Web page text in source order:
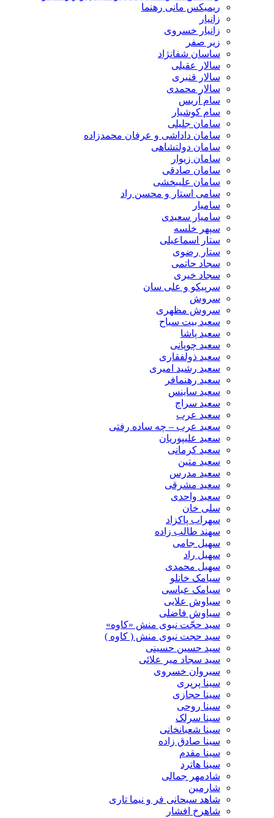
ریمیکس مانی رهنما
زانیار
زانیار خسروی
زیر صفر
ساسان شفانژاد
سالار عقیلی
سالار قنبری
سالار محمدی
سام آریس
سام کوشیار
سامان جلیلی
سامان داداشی و عرفان محمدزاده
سامان دولتشاهی
سامان زیوار
سامان صادقی
سامان علیبخشی
سامی استار و محسن راد
سامیار
سامیار سعیدی
سپهر خلسه
ستار اسماعیلی
ستار رضوی
سجاد حاتمی
سجاد خیری
سرپیکو و علی سان
سروش
سروش مظهری
سعید بیت سیاح
سعید پاشا
سعید چوپانی
سعید ذولفقاری
سعید رشید امیری
سعید رهنمافر
سعید ساینس
سعید سراج
سعید عرب
سعید عرب – چه ساده رفتی
سعید علیپوریان
سعید کرمانی
سعید متین
سعید مدرس
سعید مشرقی
سعید واحدی
سلی خان
سهراب پاکزاد
سهند طالب زاده
سهیل جامی
سهیل راد
سهیل محمدی
سیامک خانلو
سیامک عباسی
سیاوش علایی
سیاوش فاضلی
سید حجّت نبوی منش «کاوه»
سید حجت نبوی منش ( کاوه )
سید حسین حسینى
سید سجاد میر علائی
سیروان خسروی
سینا پرپری
سینا حجازی
سینا روحی
سینا سرلک
سینا شعبانخانی
سینا صادق زاده
سینا مقدم
سینا هاترد
شادمهر جمالی
شارمین
شاهد سبحانی فر و نیما تاری
شاهرخ افشار